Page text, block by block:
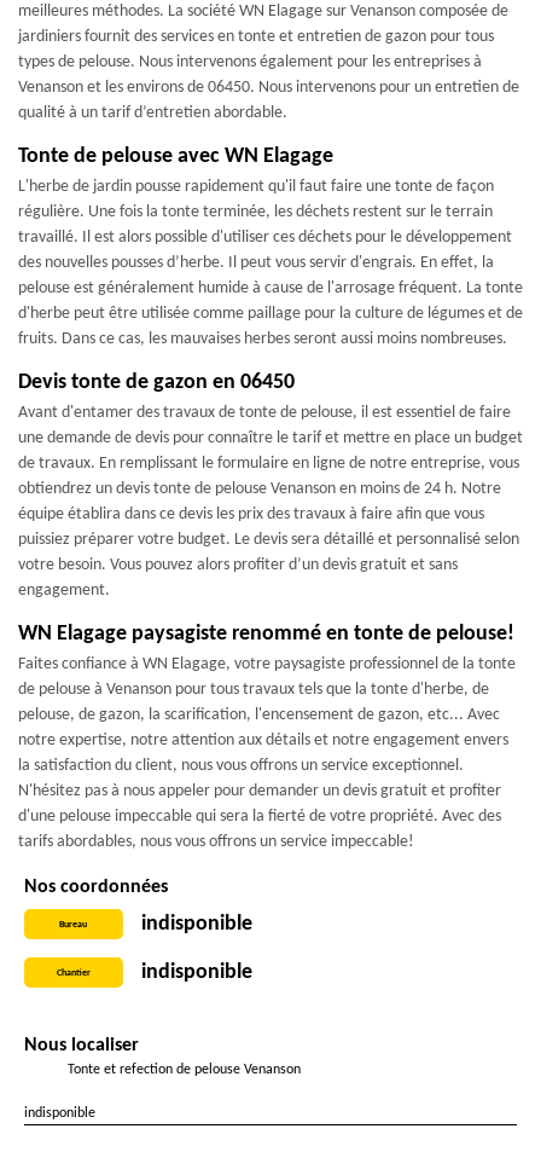
meilleures méthodes. La société WN Elagage sur Venanson composée de
jardiniers fournit des services en tonte et entretien de gazon pour tous
types de pelouse. Nous intervenons également pour les entreprises à
Venanson et les environs de 06450. Nous intervenons pour un entretien de
qualité à un tarif d’entretien abordable.
Tonte de pelouse avec WN Elagage
L'herbe de jardin pousse rapidement qu'il faut faire une tonte de façon
régulière. Une fois la tonte terminée, les déchets restent sur le terrain
travaillé. Il est alors possible d'utiliser ces déchets pour le développement
des nouvelles pousses d’herbe. Il peut vous servir d'engrais. En effet, la
pelouse est généralement humide à cause de l'arrosage fréquent. La tonte
d'herbe peut être utilisée comme paillage pour la culture de légumes et de
fruits. Dans ce cas, les mauvaises herbes seront aussi moins nombreuses.
Devis tonte de gazon en 06450
Avant d'entamer des travaux de tonte de pelouse, il est essentiel de faire
une demande de devis pour connaître le tarif et mettre en place un budget
de travaux. En remplissant le formulaire en ligne de notre entreprise, vous
obtiendrez un devis tonte de pelouse Venanson en moins de 24 h. Notre
équipe établira dans ce devis les prix des travaux à faire afin que vous
puissiez préparer votre budget. Le devis sera détaillé et personnalisé selon
votre besoin. Vous pouvez alors profiter d’un devis gratuit et sans
engagement.
WN Elagage paysagiste renommé en tonte de pelouse!
Faites confiance à WN Elagage, votre paysagiste professionnel de la tonte
de pelouse à Venanson pour tous travaux tels que la tonte d'herbe, de
pelouse, de gazon, la scarification, l'encensement de gazon, etc... Avec
notre expertise, notre attention aux détails et notre engagement envers
la satisfaction du client, nous vous offrons un service exceptionnel.
N'hésitez pas à nous appeler pour demander un devis gratuit et profiter
d'une pelouse impeccable qui sera la fierté de votre propriété. Avec des
tarifs abordables, nous vous offrons un service impeccable!
Nos coordonnées
Bureau indisponible
Chantier indisponible
Nous localiser
Tonte et refection de pelouse Venanson
indisponible